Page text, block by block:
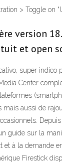
> Toggle on
version
et open
super
Center
mais aussi de
guide sur la
et à la demande
Firestick